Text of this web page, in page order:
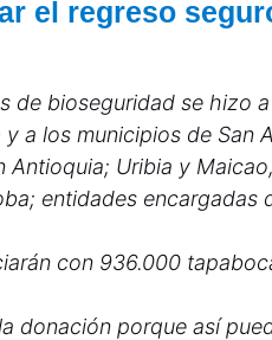
el regreso
de bioseguridad se hizo
a los municipios de San
Antioquia; Uribia y
entidades encargadas
con 936.000
donación porque así